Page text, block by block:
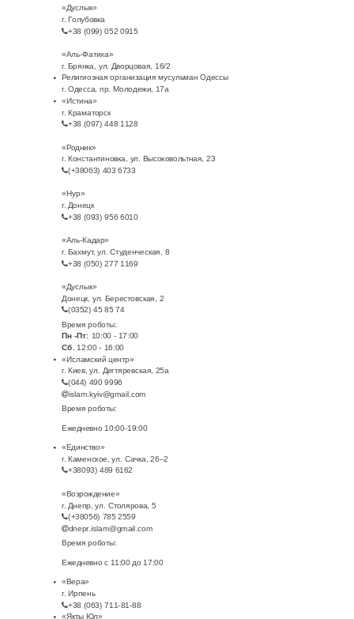
«Дуслык»
г. Голубовка
+38 (099) 052 0915
«Аль-Фатиха»
г. Брянка, ул. Дворцовая, 16/2
Религиозная организация мусульман Одессы
г. Одесса, пр. Молодежи, 17а
«Истина»
г. Краматорск
+38 (097) 448 1128
«Родник»
г. Константиновка, ул. Высоковольтная, 23
(+38063) 403 6733
«Нур»
г. Донецк
+38 (093) 956 6010
«Аль-Кадар»
г. Бахмут, ул. Студенческая, 8
+38 (050) 277 1169
«Дуслык»
Донецк, ул. Берестовская, 2
(0352) 45 85 74
Время роботы:
Пн -Пт: 10:00 - 17:00
Сб.
12:00 - 16:00
«Исламский центр»
г. Киев, ул. Дегтяревская, 25а
(044) 490 9996
islam.kyiv@gmail.com
Время роботы:
Ежедневно 10:00-19:00
«Единство»
г. Каменское, ул. Сачка, 26–2
+38093) 489 6162
«Возрождение»
г. Днепр, ул. Столярова, 5
(+38056) 785 2559
dnepr.islam@gmail.com
Время роботы:
Ежедневно с 11:00 до 17:00
«Вера»
г. Ирпень
+38 (063) 711-81-88
«Якты Юл»